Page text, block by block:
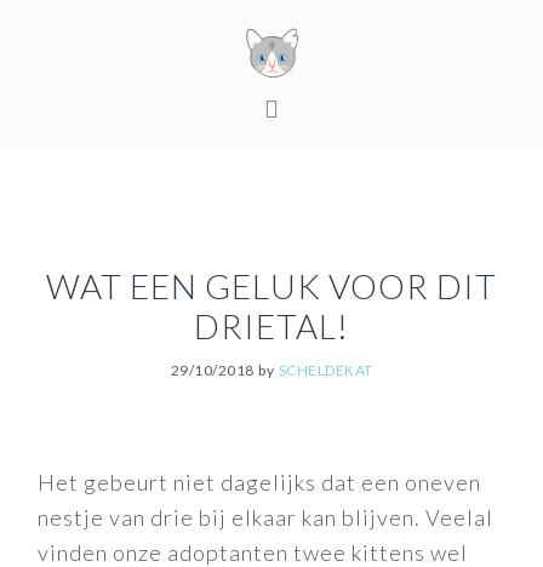
WAT EEN GELUK VOOR DIT
DRIETAL!
29/10/2018 by SCHELDEKAT
Het gebeurt niet dagelijks dat een oneven
nestje van drie bij elkaar kan blijven. Veelal
vinden onze adoptanten twee kittens wel